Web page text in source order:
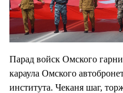
Парад войск Омского
караула Омского
института. Чеканя шаг,